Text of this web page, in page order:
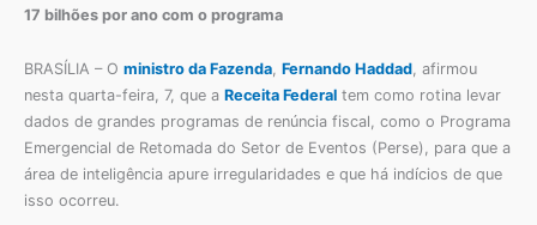
17 bilhões por ano com o programa
BRASÍLIA – O ministro da Fazenda Fernando Haddad , afirmou
nesta quarta-feira, 7, que a Receita Federal tem como rotina levar
dados de grandes programas de renúncia fiscal, como o Programa
Emergencial de Retomada do Setor de Eventos (Perse), para que a
área de inteligência apure irregularidades e que há indícios de que
isso ocorreu.